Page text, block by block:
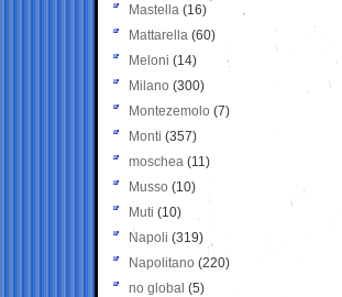
Mastella (16)
Mattarella (60)
Meloni (14)
Milano (300)
Montezemolo (7)
Monti (357)
moschea (11)
Musso (10)
Muti (10)
Napoli (319)
Napolitano (220)
no global (5)